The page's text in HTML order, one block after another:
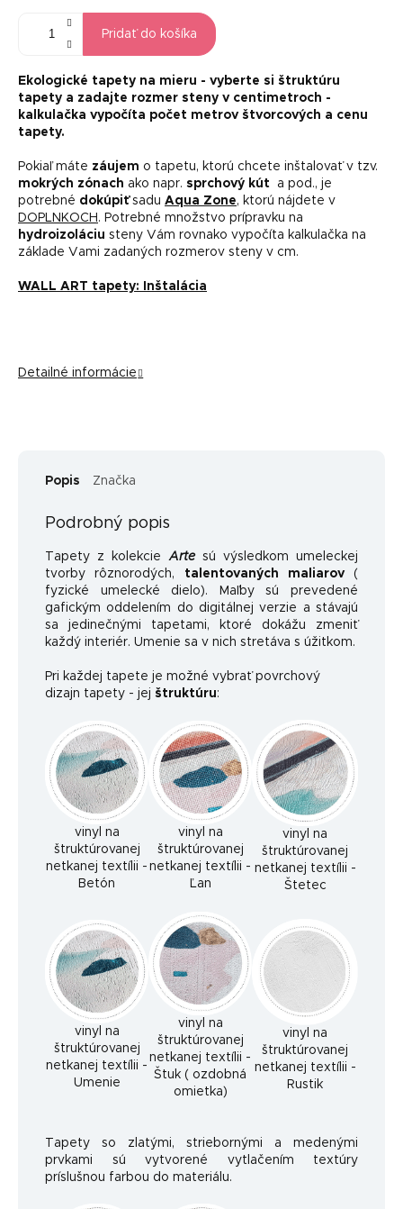
Pridať do košíka
Ekologické tapety na mieru - vyberte si štruktúru
tapety a zadajte rozmer steny v centimetroch -
kalkulačka vypočíta počet metrov štvorcových a cenu
tapety.
Pokiaľ máte záujem o tapetu, ktorú chcete inštalovať v tzv.
mokrých zónach ako napr. sprchový kút
a pod., je
potrebné dokúpiťsadu Aqua Zone, ktorú nájdete v
DOPLNKOCH . Potrebné množstvo prípravku na
hydroizoláciu steny Vám rovnako vypočíta kalkulačka na
základe Vami zadaných rozmerov steny v cm.
WALL ART tapety: Inštalácia
Detailné informácie
Popis Značka
Podrobný popis
Tapety z kolekcieArtesú výsledkom umeleckej
tvorby rôznorodých,
talentovaných maliarov(
fyzické umelecké dielo). Maľby sú prevedené
gafickým oddelením do digitálnej verzie a stávajú
sa jedinečnými tapetami, ktoré dokážu zmeniť
každý interiér. Umenie sa v nich stretáva s úžitkom.
Pri každej tapete je možné vybrať povrchový
dizajn tapety - jej štruktúru:
vinyl na
štruktúrovanej
netkanej textílii -
Betón
vinyl na
štruktúrovanej
netkanej textílii -
Ľan
vinyl na
štruktúrovanej
netkanej textílii -
Štetec
vinyl na
štruktúrovanej
netkanej textílii -
Umenie
vinyl na
štruktúrovanej
netkanej textílii -
Štuk ( ozdobná
omietka)
vinyl na
štruktúrovanej
netkanej textílii -
Rustik
Tapety so zlatými, striebornými a medenými
prvkami sú vytvorené vytlačením textúry
príslušnou farbou do materiálu.